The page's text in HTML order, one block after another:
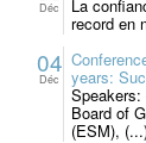
Déc La
record en
04
Déc years:
Speakers:
Board of
(ESM),